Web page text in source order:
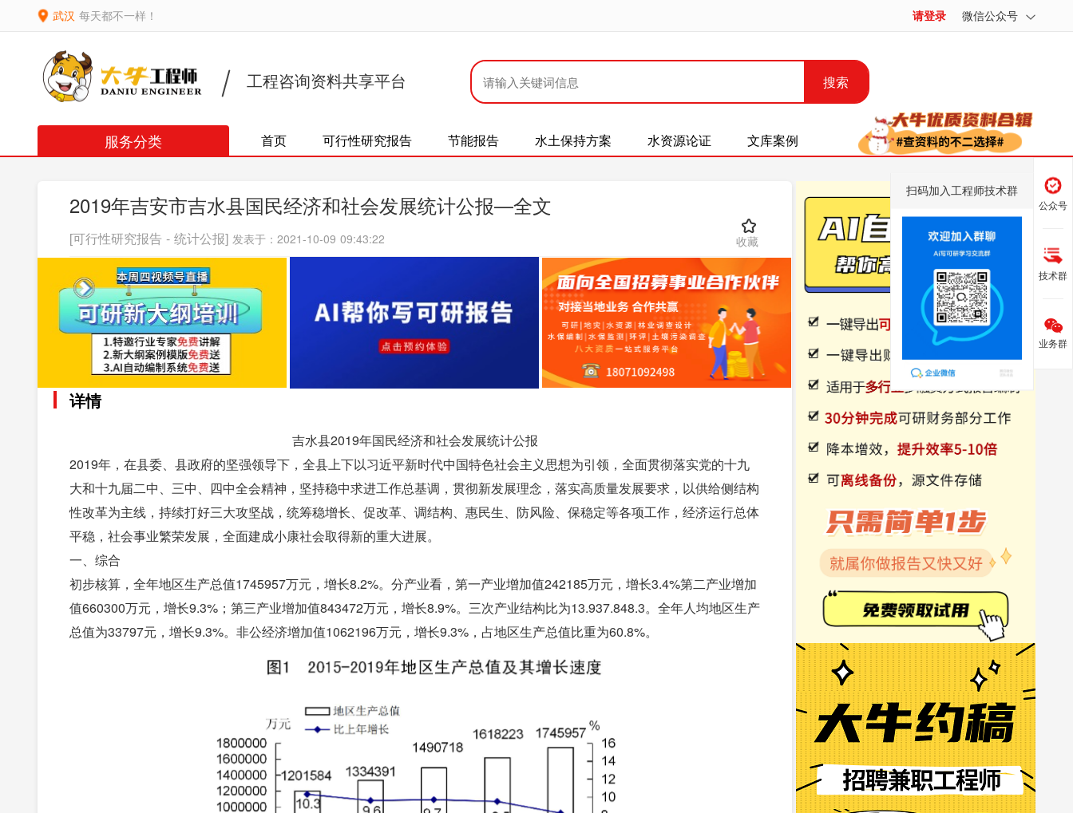
武汉 每天都不一样！ 请登录 微信公众号
工程咨询资料共享平台 搜索
服务分类 首页 可行性研究报告 节能报告 水土保持方案 水资源论证 文库案例
2019年吉安市吉水县国民经济和社会发展统计公报—全文
[可行性研究报告 - 统计公报] 发表于：2021-10-09 09:43:22 收藏
详情
吉水县2019年国民经济和社会发展统计公报
2019年，在县委、县政府的坚强领导下，全县上下以习近平新时代中国特色社会主义思想为引领，全面贯彻落实党的十九
大和十九届二中、三中、四中全会精神，坚持稳中求进工作总基调，贯彻新发展理念，落实高质量发展要求，以供给侧结构
性改革为主线，持续打好三大攻坚战，统筹稳增长、促改革、调结构、惠民生、防风险、保稳定等各项工作，经济运行总体
平稳，社会事业繁荣发展，全面建成小康社会取得新的重大进展。
一、综合
初步核算，全年地区生产总值1745957万元，增长8.2%。分产业看，第一产业增加值242185万元，增长3.4%第二产业增加
值660300万元，增长9.3%；第三产业增加值843472万元，增长8.9%。三次产业结构比为13.937.848.3。全年人均地区生产
总值为33797元，增长9.3%。非公经济增加值1062196万元，增长9.3%，占地区生产总值比重为60.8%。
公众号
技术群
扫码加入工程师技术群
业务群